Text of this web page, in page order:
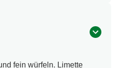
fein würfeln. Limette